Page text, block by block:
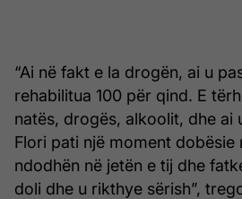
“Ai në fakt e la drogën, ai u
rehabilitua 100 për qind. E
natës, drogës, alkoolit, dhe ai
Flori pati një moment dobësie
ndodhën në jetën e tij dhe
doli dhe u rikthye sërish”,